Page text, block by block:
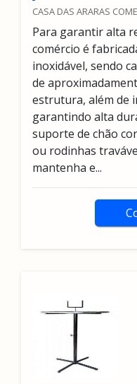
CASA DAS ARARAS
Para garantir alta
comércio é
inoxidável, sendo
de
estrutura, além de
garantindo alta
suporte de chão
ou rodinhas
mantenha e...